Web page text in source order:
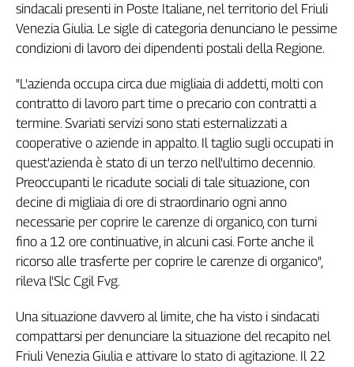
Inca
Caaf
G8
di
Genova,
il
sangue
della
ragione
120
anni
Cgil
Collettiva
Academy
Collettiva
Rubriche
sindacali presenti in Poste Italiane, nel territorio del Friuli
Venezia Giulia. Le sigle di categoria denunciano le pessime
condizioni di lavoro dei dipendenti postali della Regione.
"L'azienda occupa circa due migliaia di addetti, molti con
contratto di lavoro part time o precario con contratti a
termine. Svariati servizi sono stati esternalizzati a
cooperative o aziende in appalto. Il taglio sugli occupati in
quest'azienda è stato di un terzo nell'ultimo decennio.
Preoccupanti le ricadute sociali di tale situazione, con
decine di migliaia di ore di straordinario ogni anno
necessarie per coprire le carenze di organico, con turni
fino a 12 ore continuative, in alcuni casi. Forte anche il
ricorso alle trasferte per coprire le carenze di organico",
rileva l'Slc Cgil Fvg.
Una situazione davvero al limite, che ha visto i sindacati
compattarsi per denunciare la situazione del recapito nel
Friuli Venezia Giulia e attivare lo stato di agitazione. Il 22